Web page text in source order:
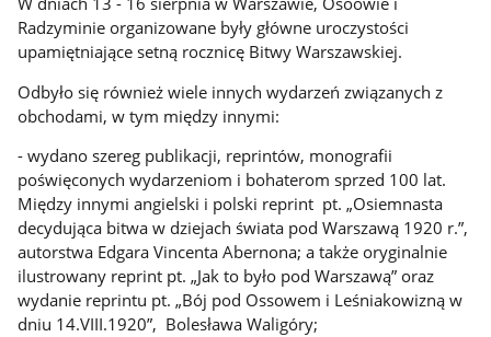
Radzyminie organizowane były główne uroczystości
upamiętniające setną rocznicę Bitwy Warszawskiej.
Odbyło się również wiele innych wydarzeń związanych z
obchodami, w tym między innymi:
- wydano szereg publikacji, reprintów, monografii
poświęconych wydarzeniom i bohaterom sprzed 100 lat.
Między innymi angielski i polski reprint pt. „Osiemnasta
decydująca bitwa w dziejach świata pod Warszawą 1920 r.”,
autorstwa Edgara Vincenta Abernona; a także oryginalnie
ilustrowany reprint pt. „Jak to było pod Warszawą” oraz
wydanie reprintu pt. „Bój pod Ossowem i Leśniakowizną w
dniu 14.VIII.1920”, Bolesława Waligóry;